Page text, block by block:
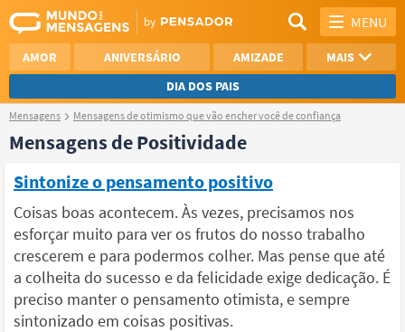
MENU
AMOR ANIVERSÁRIO AMIZADE
MAIS
DIA DOS PAIS
REFLEXÃO
VER TODAS
Mensagens Mensagens de otimismo que vão encher você de confiança
Mensagens de Positividade
Sintonize o pensamento positivo
Coisas boas acontecem. Às vezes, precisamos nos
esforçar muito para ver os frutos do nosso trabalho
crescerem e para podermos colher. Mas pense que até
a colheita do sucesso e da felicidade exige dedicação. É
preciso manter o pensamento otimista, e sempre
sintonizado em coisas positivas.